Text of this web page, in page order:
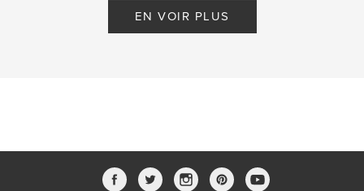
EN VOIR PLUS